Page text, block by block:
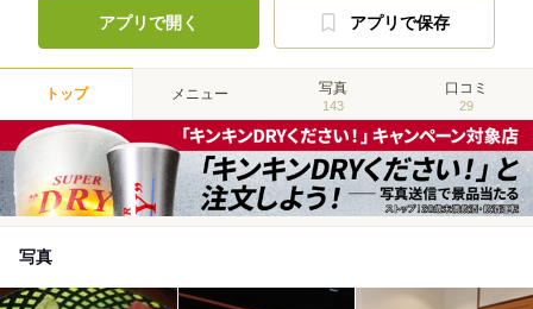
アプリで開く アプリで保存
トップ メニュー 写真
143
口コミ
29
写真